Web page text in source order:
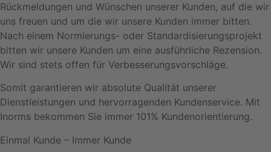
Rückmeldungen und Wünschen unserer Kunden, auf die wir
uns freuen und um die wir unsere Kunden immer bitten.
Nach einem Normierungs- oder Standardisierungsprojekt
bitten wir unsere Kunden um eine ausführliche Rezension.
Wir sind stets offen für Verbesserungsvorschläge.
Somit garantieren wir absolute Qualität unserer
Dienstleistungen und hervorragenden Kundenservice. Mit
Inorms bekommen Sie immer 101% Kundenorientierung.
Einmal Kunde – Immer Kunde